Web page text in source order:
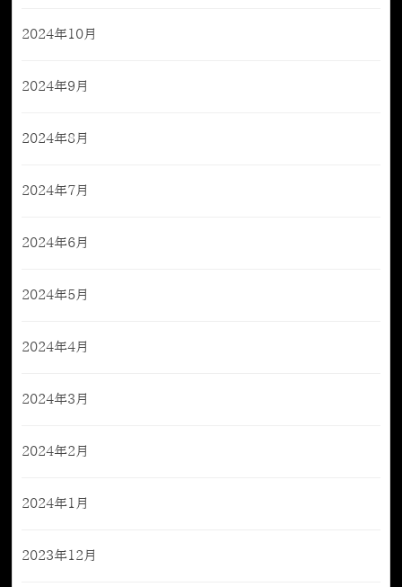
2024年10月
2024年9月
2024年8月
2024年7月
2024年6月
2024年5月
2024年4月
2024年3月
2024年2月
2024年1月
2023年12月